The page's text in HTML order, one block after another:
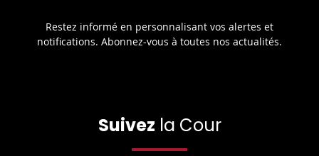
Restez informé en personnalisant vos alertes et
notifications. Abonnez-vous à toutes nos actualités.
Suivez la Cour